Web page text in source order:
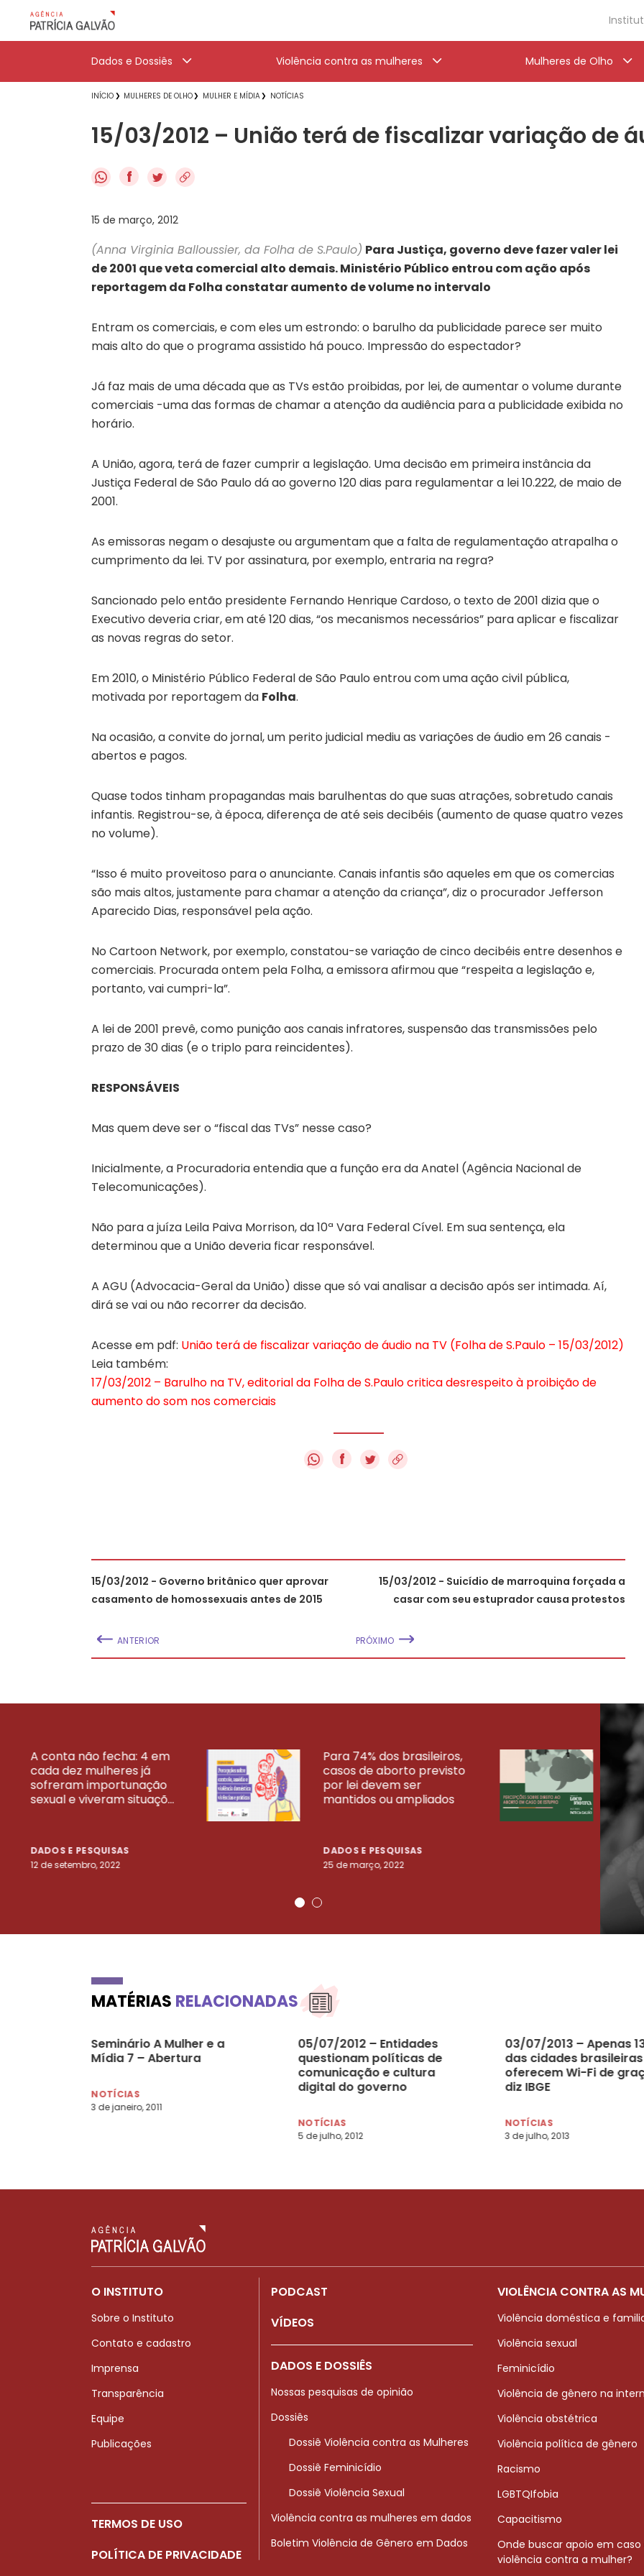
Dados e Dossiês Violência contra as mulheres Mulheres de Olho
INÍCIO MULHERES DE OLHO MULHER E MÍDIA NOTÍCIAS
15/03/2012 – União terá de fiscalizar variação de
f
15 de março, 2012
(Anna Virginia Balloussier, da Folha de S.Paulo) Para Justiça, governo deve fazer valer lei
de 2001 que veta comercial alto demais. Ministério Público entrou com ação após
reportagem da Folha constatar aumento de volume no intervalo
Entram os comerciais, e com eles um estrondo: o barulho da publicidade parece ser muito
mais alto do que o programa assistido há pouco. Impressão do espectador?
Já faz mais de uma década que as TVs estão proibidas, por lei, de aumentar o volume durante
comerciais -uma das formas de chamar a atenção da audiência para a publicidade exibida no
horário.
A União, agora, terá de fazer cumprir a legislação. Uma decisão em primeira instância da
Justiça Federal de São Paulo dá ao governo 120 dias para regulamentar a lei 10.222, de maio de
2001.
As emissoras negam o desajuste ou argumentam que a falta de regulamentação atrapalha o
cumprimento da lei. TV por assinatura, por exemplo, entraria na regra?
Sancionado pelo então presidente Fernando Henrique Cardoso, o texto de 2001 dizia que o
Executivo deveria criar, em até 120 dias, “os mecanismos necessários” para aplicar e fiscalizar
as novas regras do setor.
Em 2010, o Ministério Público Federal de São Paulo entrou com uma ação civil pública,
motivada por reportagem da Folha.
Na ocasião, a convite do jornal, um perito judicial mediu as variações de áudio em 26 canais -
abertos e pagos.
Quase todos tinham propagandas mais barulhentas do que suas atrações, sobretudo canais
infantis. Registrou-se, à época, diferença de até seis decibéis (aumento de quase quatro vezes
no volume).
“Isso é muito proveitoso para o anunciante. Canais infantis são aqueles em que os comercias
são mais altos, justamente para chamar a atenção da criança”, diz o procurador Jefferson
Aparecido Dias, responsável pela ação.
No Cartoon Network, por exemplo, constatou-se variação de cinco decibéis entre desenhos e
comerciais. Procurada ontem pela Folha, a emissora afirmou que “respeita a legislação e,
portanto, vai cumpri-la”.
A lei de 2001 prevê, como punição aos canais infratores, suspensão das transmissões pelo
prazo de 30 dias (e o triplo para reincidentes).
RESPONSÁVEIS
Mas quem deve ser o “fiscal das TVs” nesse caso?
Inicialmente, a Procuradoria entendia que a função era da Anatel (Agência Nacional de
Telecomunicações).
Não para a juíza Leila Paiva Morrison, da 10ª Vara Federal Cível. Em sua sentença, ela
determinou que a União deveria ficar responsável.
A AGU (Advocacia-Geral da União) disse que só vai analisar a decisão após ser intimada. Aí,
dirá se vai ou não recorrer da decisão.
Acesse em pdf: União terá de fiscalizar variação de áudio na TV (Folha de S.Paulo – 15/03/2012)
Leia também:
17/03/2012 – Barulho na TV, editorial da Folha de S.Paulo critica desrespeito à proibição de
aumento do som nos comerciais
f
15/03/2012 - Governo britânico quer aprovar
casamento de homossexuais antes de 2015
ANTERIOR
15/03/2012 - Suicídio de marroquina forçada a
casar com seu estuprador causa protestos
PRÓXIMO
A conta não fecha: 4 em
cada dez mulheres já
sofreram importunação
sexual e viveram situaçõ...
DADOS E PESQUISAS
12 de setembro, 2022
Para 74% dos brasileiros,
casos de aborto previsto
por lei devem ser
mantidos ou ampliados
DADOS E PESQUISAS
25 de março, 2022
23
VEJA MAIS PESQUISAS
MATÉRIAS RELACIONADAS
Seminário A Mulher e a
Mídia 7 – Abertura
NOTÍCIAS
3 de janeiro, 2011
05/07/2012 – Entidades
questionam políticas de
comunicação e cultura
digital do governo
NOTÍCIAS
5 de julho, 2012
03/07/2013 – Apenas
das cidades brasileiras
oferecem Wi-Fi de
diz IBGE
NOTÍCIAS
3 de julho, 2013
O INSTITUTO
Sobre o Instituto
Contato e cadastro
Imprensa
Transparência
Equipe
Publicações
TERMOS DE USO
POLÍTICA DE PRIVACIDADE
PODCAST
VÍDEOS
DADOS E DOSSIÊS
Nossas pesquisas de opinião
Dossiês
Dossiê Violência contra as Mulheres
Dossiê Feminicídio
Dossiê Violência Sexual
Violência contra as mulheres em dados
Boletim Violência de Gênero em Dados
VIOLÊNCIA CONTRA AS
Violência doméstica e
Violência sexual
Feminicídio
Violência de gênero na
Violência obstétrica
Violência política de gênero
Racismo
LGBTQIfobia
Capacitismo
Onde buscar apoio em caso
violência contra a mulher?